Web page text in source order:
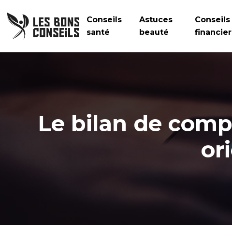
Conseils
santé
Astuces
beauté
Conseils
Le bilan de